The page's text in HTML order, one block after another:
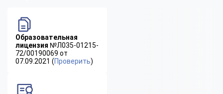
Образовательная
лицензия №Л035-01215-
72/00190069 от
07.09.2021 (Проверить)